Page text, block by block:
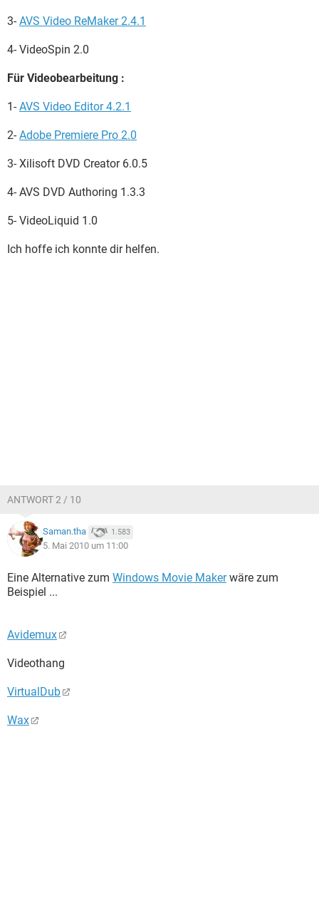
3- AVS Video ReMaker 2.4.1
4- VideoSpin 2.0
Für Videobearbeitung :
1- AVS Video Editor 4.2.1
2- Adobe Premiere Pro 2.0
3- Xilisoft DVD Creator 6.0.5
4- AVS DVD Authoring 1.3.3
5- VideoLiquid 1.0
Ich hoffe ich konnte dir helfen.
ANTWORT 2 / 10
Saman.tha 1.583
5. Mai 2010 um 11:00
Eine Alternative zum Windows Movie Makerwäre zum
Beispiel ...
Avidemux
Videothang
VirtualDub
Wax